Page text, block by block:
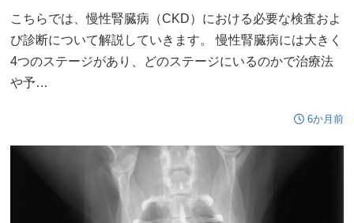
こちらでは、慢性腎臓病（CKD）における必要な検査およ
び診断について解説していきます。 慢性腎臓病には大きく
4つのステージがあり、どのステージにいるのかで治療法
や予…
6か月前